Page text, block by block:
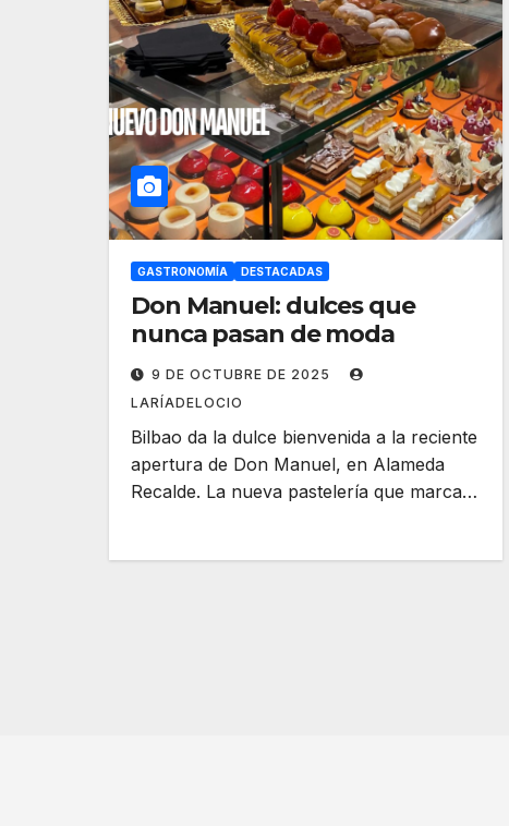
GASTRONOMÍA DESTACADAS
Don Manuel: dulces que
nunca pasan de moda
9 DE OCTUBRE DE 2025
LARÍADELOCIO
Bilbao da la dulce bienvenida a la reciente
apertura de Don Manuel, en Alameda
Recalde. La nueva pastelería que marca…